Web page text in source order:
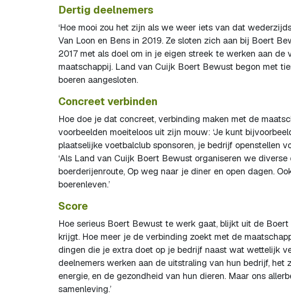
Dertig deelnemers
‘Hoe mooi zou het zijn als we weer iets van dat
Van Loon en Bens in 2019. Ze sloten zich aan bij Boert
2017 met als doel om in je eigen streek te werken aan de
maatschappij. Land van Cuijk Boert Bewust begon met
boeren aangesloten.
Concreet verbinden
Hoe doe je dat concreet, verbinding maken met de
voorbeelden moeiteloos uit zijn mouw: ‘Je kunt
plaatselijke voetbalclub sponsoren, je bedrijf openstellen
‘Als Land van Cuijk Boert Bewust organiseren we
boerderijenroute, Op weg naar je diner en open dagen.
boerenleven.’
Score
Hoe serieus Boert Bewust te werk gaat, blijkt uit de
krijgt. Hoe meer je de verbinding zoekt met de
dingen die je extra doet op je bedrijf naast wat wettelijk
deelnemers werken aan de uitstraling van hun bedrijf, het
energie, en de gezondheid van hun dieren. Maar ons
samenleving.’